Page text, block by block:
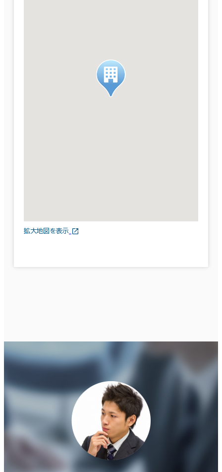
拡大地図を表示